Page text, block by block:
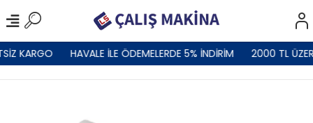
KARGO HAVALE İLE ÖDEMELERDE 5% İNDİRİM 2000 TL